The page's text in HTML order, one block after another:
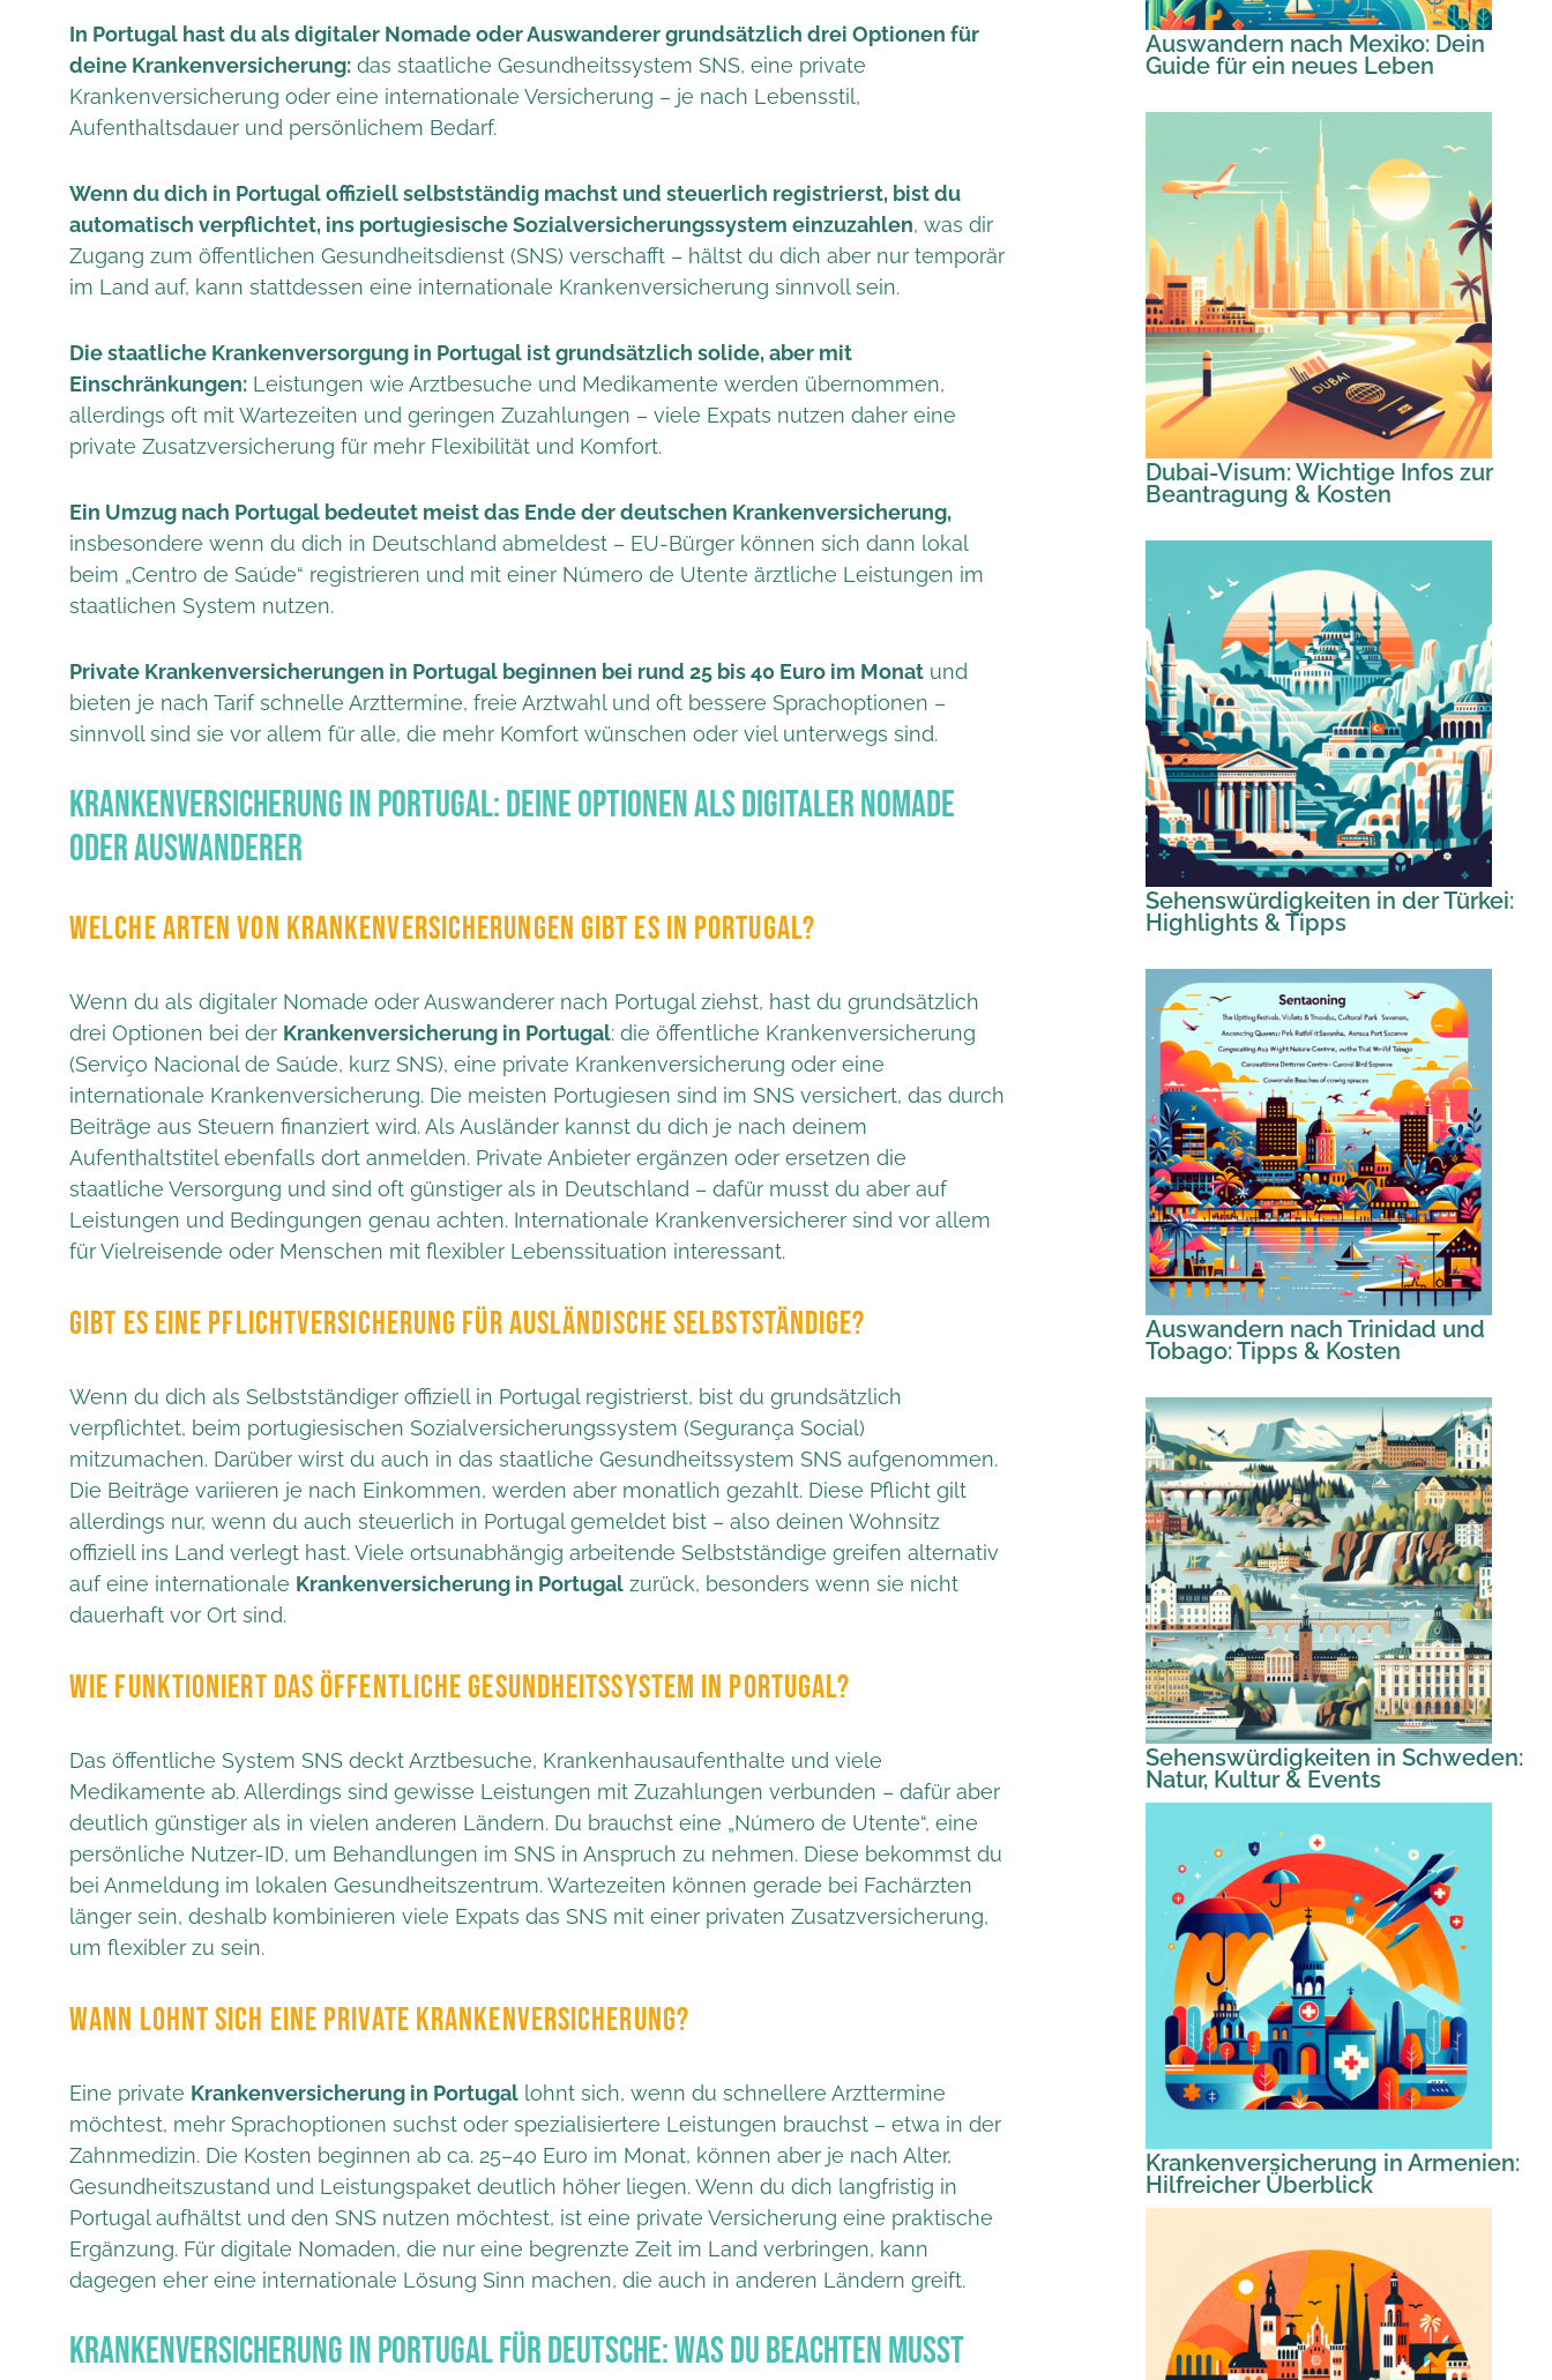
In Portugal hast du als digitaler Nomade oder Auswanderer grundsätzlich drei Optionen für
deine Krankenversicherung: das staatliche Gesundheitssystem SNS, eine private
Krankenversicherung oder eine internationale Versicherung – je nach Lebensstil,
Aufenthaltsdauer und persönlichem Bedarf.
Wenn du dich in Portugal offiziell selbstständig machst und steuerlich registrierst, bist du
automatisch verpflichtet, ins portugiesische Sozialversicherungssystem einzuzahlen, was dir
Zugang zum öffentlichen Gesundheitsdienst (SNS) verschafft – hältst du dich aber nur temporär
im Land auf, kann stattdessen eine internationale Krankenversicherung sinnvoll sein.
Die staatliche Krankenversorgung in Portugal ist grundsätzlich solide, aber mit
Einschränkungen: Leistungen wie Arztbesuche und Medikamente werden übernommen,
allerdings oft mit Wartezeiten und geringen Zuzahlungen – viele Expats nutzen daher eine
private Zusatzversicherung für mehr Flexibilität und Komfort.
Ein Umzug nach Portugal bedeutet meist das Ende der deutschen Krankenversicherung,
insbesondere wenn du dich in Deutschland abmeldest – EU-Bürger können sich dann lokal
beim „Centro de Saúde“ registrieren und mit einer Número de Utente ärztliche Leistungen im
staatlichen System nutzen.
Private Krankenversicherungen in Portugal beginnen bei rund 25 bis 40 Euro im Monat und
bieten je nach Tarif schnelle Arzttermine, freie Arztwahl und oft bessere Sprachoptionen –
sinnvoll sind sie vor allem für alle, die mehr Komfort wünschen oder viel unterwegs sind.
Krankenversicherung in Portugal: Deine Optionen als digitaler Nomade
oder Auswanderer
WELCHE ARTEN VON KRANKENVERSICHERUNGEN GIBT ES IN PORTUGAL?
Wenn du als digitaler Nomade oder Auswanderer nach Portugal ziehst, hast du grundsätzlich
drei Optionen bei der Krankenversicherung in Portugal: die öffentliche Krankenversicherung
(Serviço Nacional de Saúde, kurz SNS), eine private Krankenversicherung oder eine
internationale Krankenversicherung. Die meisten Portugiesen sind im SNS versichert, das durch
Beiträge aus Steuern finanziert wird. Als Ausländer kannst du dich je nach deinem
Aufenthaltstitel ebenfalls dort anmelden. Private Anbieter ergänzen oder ersetzen die
staatliche Versorgung und sind oft günstiger als in Deutschland – dafür musst du aber auf
Leistungen und Bedingungen genau achten. Internationale Krankenversicherer sind vor allem
für Vielreisende oder Menschen mit flexibler Lebenssituation interessant.
GIBT ES EINE PFLICHTVERSICHERUNG FÜR AUSLÄNDISCHE SELBSTSTÄNDIGE?
Wenn du dich als Selbstständiger offiziell in Portugal registrierst, bist du grundsätzlich
verpflichtet, beim portugiesischen Sozialversicherungssystem (Segurança Social)
mitzumachen. Darüber wirst du auch in das staatliche Gesundheitssystem SNS aufgenommen.
Die Beiträge variieren je nach Einkommen, werden aber monatlich gezahlt. Diese Pflicht gilt
allerdings nur, wenn du auch steuerlich in Portugal gemeldet bist – also deinen Wohnsitz
offiziell ins Land verlegt hast. Viele ortsunabhängig arbeitende Selbstständige greifen alternativ
auf eine internationale Krankenversicherung in Portugal zurück, besonders wenn sie nicht
dauerhaft vor Ort sind.
WIE FUNKTIONIERT DAS ÖFFENTLICHE GESUNDHEITSSYSTEM IN PORTUGAL?
Das öffentliche System SNS deckt Arztbesuche, Krankenhausaufenthalte und viele
Medikamente ab. Allerdings sind gewisse Leistungen mit Zuzahlungen verbunden – dafür aber
deutlich günstiger als in vielen anderen Ländern. Du brauchst eine „Número de Utente“, eine
persönliche Nutzer-ID, um Behandlungen im SNS in Anspruch zu nehmen. Diese bekommst du
bei Anmeldung im lokalen Gesundheitszentrum. Wartezeiten können gerade bei Fachärzten
länger sein, deshalb kombinieren viele Expats das SNS mit einer privaten Zusatzversicherung,
um flexibler zu sein.
WANN LOHNT SICH EINE PRIVATE KRANKENVERSICHERUNG?
Eine private Krankenversicherung in Portugal lohnt sich, wenn du schnellere Arzttermine
möchtest, mehr Sprachoptionen suchst oder spezialisiertere Leistungen brauchst – etwa in der
Zahnmedizin. Die Kosten beginnen ab ca. 25–40 Euro im Monat, können aber je nach Alter,
Gesundheitszustand und Leistungspaket deutlich höher liegen. Wenn du dich langfristig in
Portugal aufhältst und den SNS nutzen möchtest, ist eine private Versicherung eine praktische
Ergänzung. Für digitale Nomaden, die nur eine begrenzte Zeit im Land verbringen, kann
dagegen eher eine internationale Lösung Sinn machen, die auch in anderen Ländern greift.
Krankenversicherung in Portugal für Deutsche: Was du beachten musst
Auswandern nach Mexiko: Dein
Guide für ein neues Leben
Dubai-Visum: Wichtige Infos zur
Beantragung & Kosten
Sehenswürdigkeiten in der Türkei:
Highlights & Tipps
Auswandern nach Trinidad und
Tobago: Tipps & Kosten
Sehenswürdigkeiten in Schweden:
Natur, Kultur & Events
Krankenversicherung in Armenien:
Hilfreicher Überblick